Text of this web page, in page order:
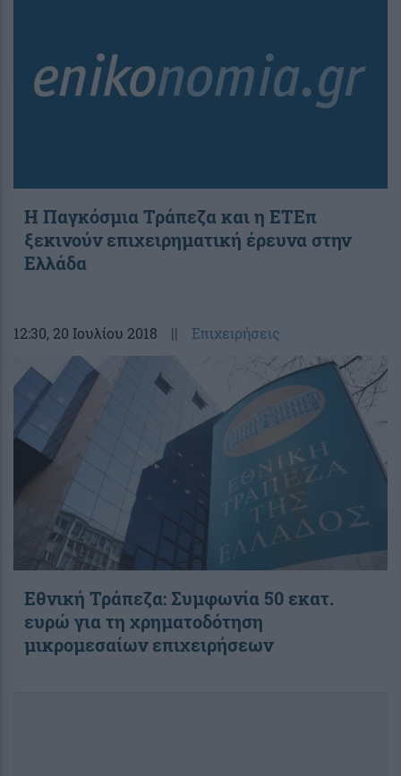
Η Παγκόσμια Τράπεζα και η ΕΤΕπ
ξεκινούν επιχειρηματική έρευνα στην
Ελλάδα
12:30, 20 Ιουλίου 2018 || Επιχειρήσεις
Εθνική Τράπεζα: Συμφωνία 50 εκατ.
ευρώ για τη χρηματοδότηση
μικρομεσαίων επιχειρήσεων